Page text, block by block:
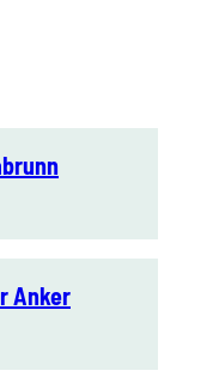
Anker